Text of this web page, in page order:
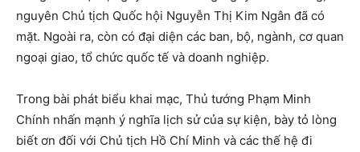
nguyên Chủ tịch Quốc hội Nguyễn Thị Kim Ngân đã có
mặt. Ngoài ra, còn có đại diện các ban, bộ, ngành, cơ quan
ngoại giao, tổ chức quốc tế và doanh nghiệp.
Trong bài phát biểu khai mạc, Thủ tướng Phạm Minh
Chính nhấn mạnh ý nghĩa lịch sử của sự kiện, bày tỏ lòng
biết ơn đối với Chủ tịch Hồ Chí Minh và các thế hệ đi